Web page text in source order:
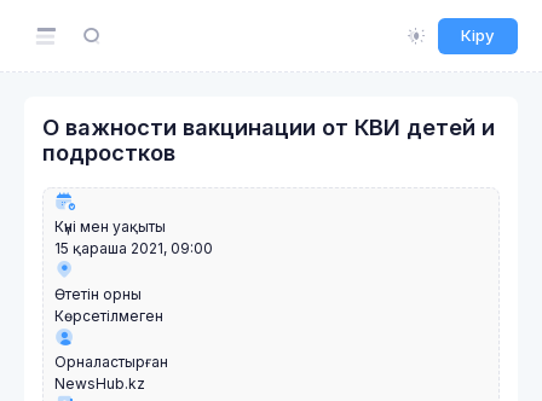
Кіру
О важности вакцинации от КВИ детей и
подростков
Күні мен уақыты
15 қараша 2021, 09:00
Өтетін орны
Көрсетілмеген
Орналастырған
NewsHub.kz